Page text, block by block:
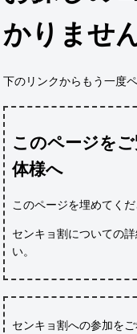
かりませ
下のリンクからもう一度
このページを
体様へ
このページを埋めてく
センキョ割についての
い。
センキョ割への参加を